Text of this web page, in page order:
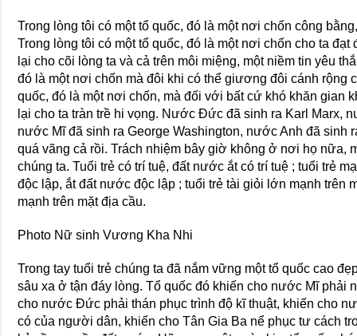
Trong lòng tôi có một tổ quốc, đó là một nơi chốn công
Trong lòng tôi có một tổ quốc, đó là một nơi chốn cho ta
lại cho cõi lòng ta và cả trên môi miệng, một niềm tin yêu
đó là một nơi chốn mà đôi khi có thể giương đôi cánh rộng
quốc, đó là một nơi chốn, mà đối với bất cứ khó khăn gian
lại cho ta tràn trề hi vọng. Nước Đức đã sinh ra Karl Marx,
nước Mĩ đã sinh ra George Washington, nước Anh đã sinh
quá vãng cả rồi. Trách nhiệm bây giờ không ở nơi họ nữa,
chúng ta. Tuổi trẻ có trí tuệ, đất nước ắt có trí tuệ ; tuổi trẻ
độc lập, ắt đất nước độc lập ; tuổi trẻ tài giỏi lớn mạnh trên
mạnh trên mặt địa cầu.
Photo Nữ sinh Vương Kha Nhi
Trong tay tuổi trẻ chúng ta đã nắm vững một tổ quốc cao
sâu xa ở tận đáy lòng. Tổ quốc đó khiến cho nước Mĩ phải
cho nước Đức phải thán phục trình độ kĩ thuật, khiến cho
có của người dân, khiến cho Tân Gia Ba nể phục tư cách